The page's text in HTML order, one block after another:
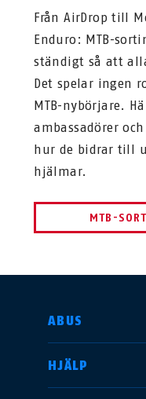
Från AirDrop till
Enduro: MTB-
ständigt så att
Det spelar ingen
MTB-nybörjare.
ambassadörer
hur de bidrar till
hjälmar.
MTB-
ABUS
HJÄLP
SELECT COUNTRY